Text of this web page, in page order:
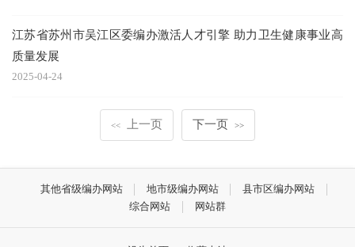
江苏省苏州市吴江区委编办激活人才引擎 助力卫生健康事业高
质量发展
2025-04-24
<< 上一页 下一页 >>
其他省级编办网站 地市级编办网站
县市区编办网站
综合网站
网站群